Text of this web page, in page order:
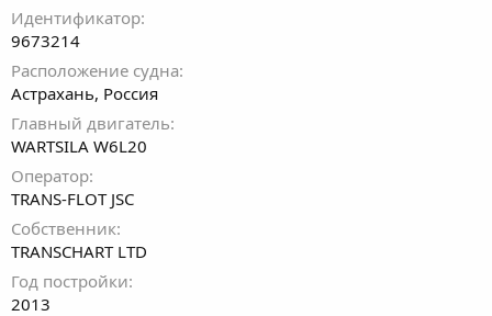
Идентификатор
9673214
Расположение судна
Астрахань, Россия
Главный двигатель
WARTSILA W6L20
Оператор
TRANS-FLOT JSC
Собственник
TRANSCHART LTD
Год постройки
2013